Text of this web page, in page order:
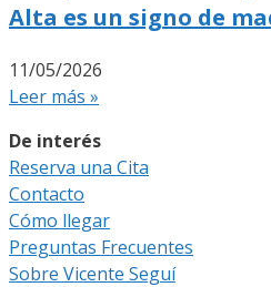
Alta es un signo de
11/05/2026
Leer más »
De interés
Reserva una Cita
Contacto
Cómo llegar
Preguntas Frecuentes
Sobre Vicente Seguí